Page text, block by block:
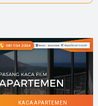
KACA APARTEMEN